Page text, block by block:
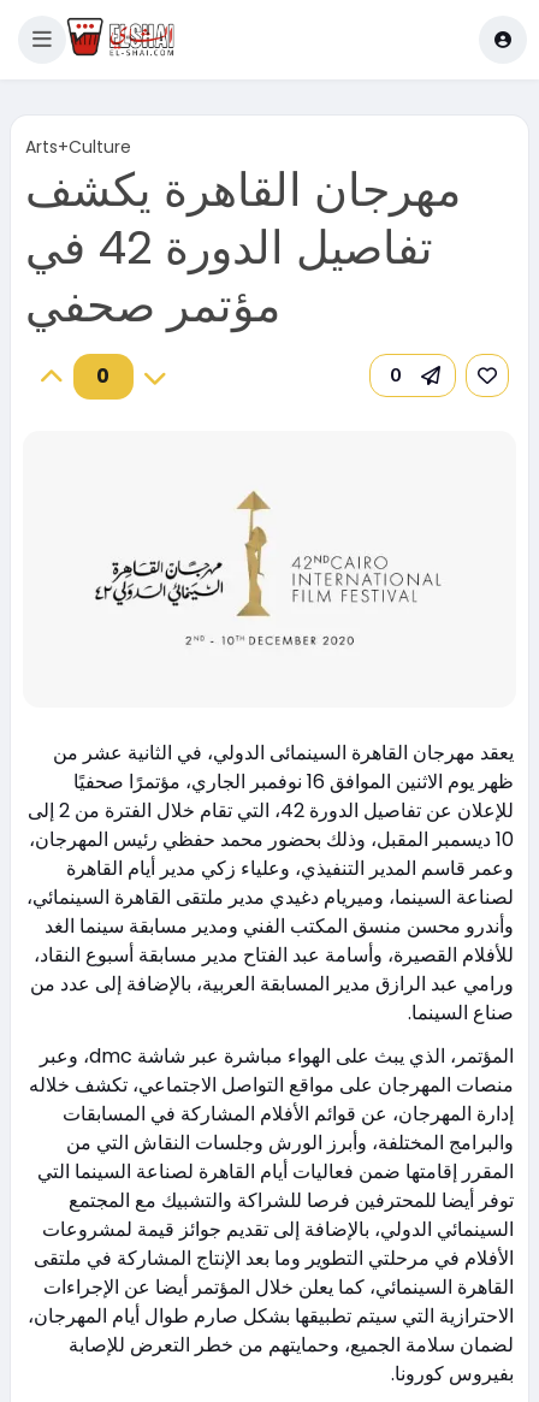
Arts+Culture
مهرجان القاهرة يكشف
تفاصيل الدورة 42 في
مؤتمر صحفي
0 0
يعقد مهرجان القاهرة السينمائى الدولي، في الثانية عشر من
ظهر يوم الاثنين الموافق 16 نوفمبر الجاري، مؤتمرًا صحفيًا
للإعلان عن تفاصيل الدورة 42، التي تقام خلال الفترة من 2 إلى
10 ديسمبر المقبل، وذلك بحضور محمد حفظي رئيس المهرجان،
وعمر قاسم المدير التنفيذي، وعلياء زكي مدير أيام القاهرة
لصناعة السينما، وميريام دغيدي مدير ملتقى القاهرة السينمائي،
وأندرو محسن منسق المكتب الفني ومدير مسابقة سينما الغد
للأفلام القصيرة، وأسامة عبد الفتاح مدير مسابقة أسبوع النقاد،
ورامي عبد الرازق مدير المسابقة العربية، بالإضافة إلى عدد من
صناع السينما.
المؤتمر، الذي يبث على الهواء مباشرة عبر شاشة dmc، وعبر
منصات المهرجان على مواقع التواصل الاجتماعي، تكشف خلاله
إدارة المهرجان، عن قوائم الأفلام المشاركة في المسابقات
والبرامج المختلفة، وأبرز الورش وجلسات النقاش التي من
المقرر إقامتها ضمن فعاليات أيام القاهرة لصناعة السينما التي
توفر أيضا للمحترفين فرصا للشراكة والتشبيك مع المجتمع
السينمائي الدولي، بالإضافة إلى تقديم جوائز قيمة لمشروعات
الأفلام في مرحلتي التطوير وما بعد الإنتاج المشاركة في ملتقى
القاهرة السينمائي، كما يعلن خلال المؤتمر أيضا عن الإجراءات
الاحترازية التي سيتم تطبيقها بشكل صارم طوال أيام المهرجان،
لضمان سلامة الجميع، وحمايتهم من خطر التعرض للإصابة
بفيروس كورونا.